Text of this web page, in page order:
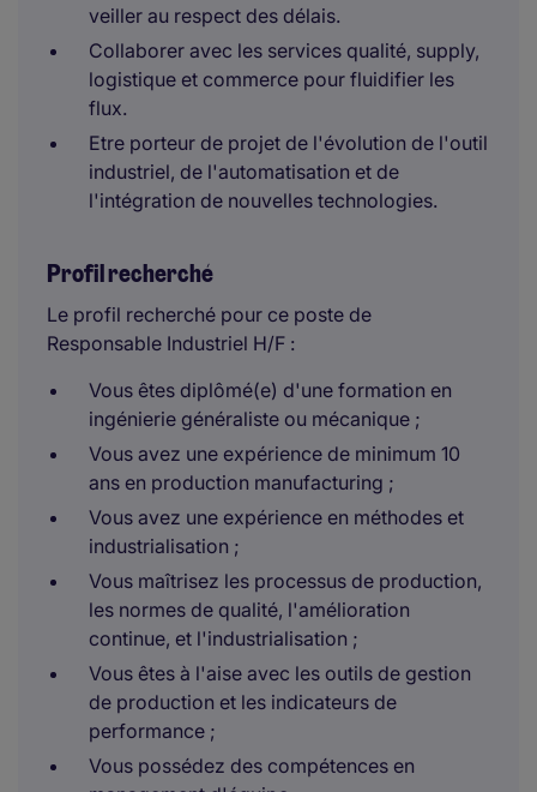
veiller au respect des délais.
Collaborer avec les services qualité, supply,
logistique et commerce pour fluidifier les
flux.
Etre porteur de projet de l'évolution de l'outil
industriel, de l'automatisation et de
l'intégration de nouvelles technologies.
Profil recherché
Le profil recherché pour ce poste de
Responsable Industriel H/F :
Vous êtes diplômé(e) d'une formation en
ingénierie généraliste ou mécanique ;
Vous avez une expérience de minimum 10
ans en production manufacturing ;
Vous avez une expérience en méthodes et
industrialisation ;
Vous maîtrisez les processus de production,
les normes de qualité, l'amélioration
continue, et l'industrialisation ;
Vous êtes à l'aise avec les outils de gestion
de production et les indicateurs de
performance ;
Vous possédez des compétences en